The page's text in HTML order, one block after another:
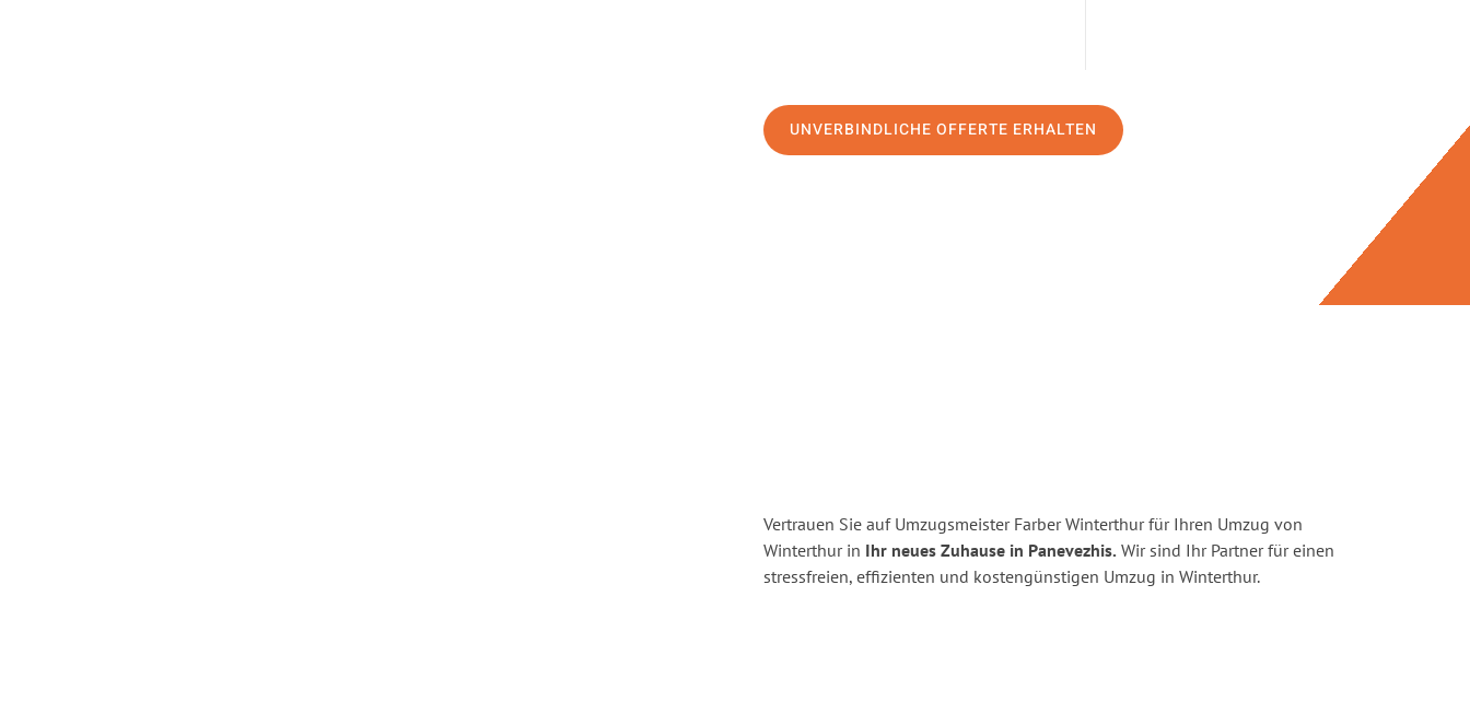
UNVERBINDLICHE OFFERTE ERHALTEN
Vertrauen Sie auf Umzugsmeister Farber Winterthur für Ihren Umzug von
Winterthur in Ihr neues Zuhause in Panevezhis. Wir sind Ihr Partner für einen
stressfreien, effizienten und kostengünstigen Umzug in Winterthur.